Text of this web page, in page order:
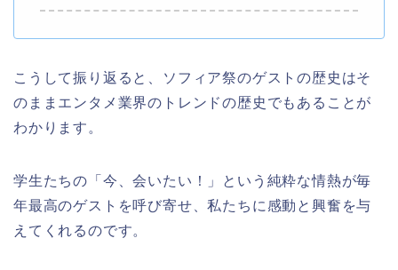
こうして振り返ると、ソフィア祭のゲストの歴史はそ
のままエンタメ業界のトレンドの歴史でもあることが
わかります。
学生たちの「今、会いたい！」という純粋な情熱が毎
年最高のゲストを呼び寄せ、私たちに感動と興奮を与
えてくれるのです。